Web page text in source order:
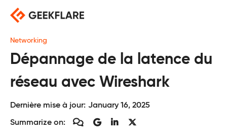
Skip
content
Networking
Dépannage de la latence du
réseau avec Wireshark
Dernière mise à jour: January 16, 2025
Summarize on: